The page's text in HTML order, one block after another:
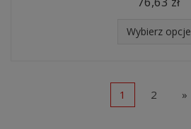
Wybierz opcje
1 2 »